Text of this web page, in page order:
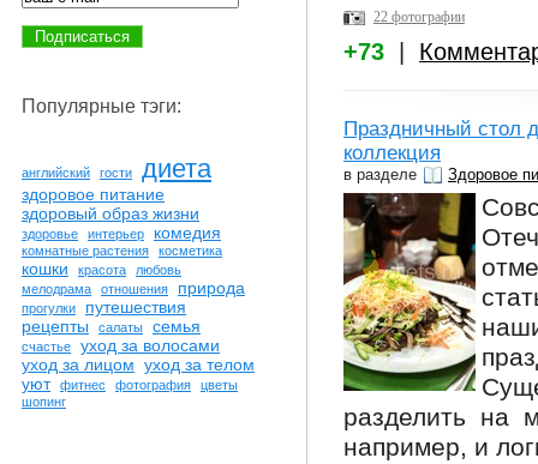
22 фотографии
+73
Праздничный стол
коллекция
в разделе Здоровое
разделить на
например, и
Популярные тэги:
английский гости диета
здоровое питание
здоровый образ жизни
здоровье интерьер комедия
комнатные растения косметика
кошки красота
любовь
мелодрама
отношения природа
прогулки
путешествия
рецепты
салаты семья
счастье
уход за волосами
уход за лицом уход за телом
уют
фитнес фотография
цветы
шопинг